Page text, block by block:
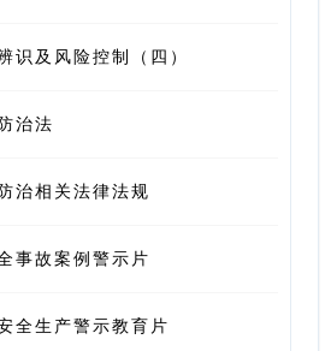
识及风险控制（四）
治法
治相关法律法规
事故案例警示片
全生产警示教育片